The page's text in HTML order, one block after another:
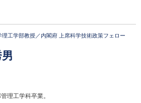
理工学部教授／内閣府 上席科学技術政策フェロー
理工学科卒業。